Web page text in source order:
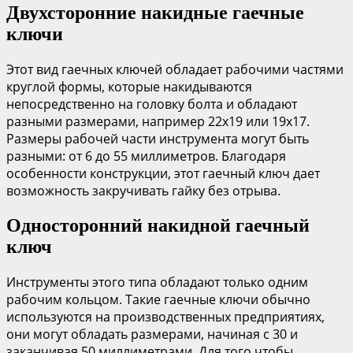
Двухсторонние накидные гаечные
ключи
Этот вид гаечных ключей обладает рабочими частями
круглой формы, которые накидываются
непосредственно на головку болта и обладают
разными размерами, например 22х19 или 19х17.
Размеры рабочей части инструмента могут быть
разными: от 6 до 55 миллиметров. Благодаря
особенности конструкции, этот гаечный ключ дает
возможность закручивать гайку без отрыва.
Односторонний накидной гаечный
ключ
Инструменты этого типа обладают только одним
рабочим кольцом. Такие гаечные ключи обычно
используются на производственных предприятиях,
они могут обладать размерами, начиная с 30 и